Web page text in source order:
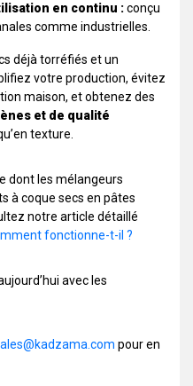
en continu :conçu
comme industrielles.
déjà torréfiés et un
votre production, évitez
maison, et obtenez des
et de qualité
texture.
dont les mélangeurs
à coque secs en pâtes
notre article détaillé
fonctionne-t-il ?
avec les
pour en